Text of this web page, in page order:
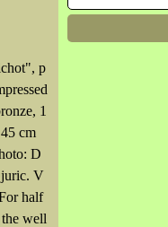
p
1
cm
D
V
half
well